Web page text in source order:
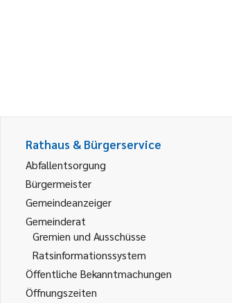
Rathaus & Bürgerservice
Abfallentsorgung
Bürgermeister
Gemeindeanzeiger
Gemeinderat
Gremien und Ausschüsse
Ratsinformationssystem
Öffentliche Bekanntmachungen
Öffnungszeiten